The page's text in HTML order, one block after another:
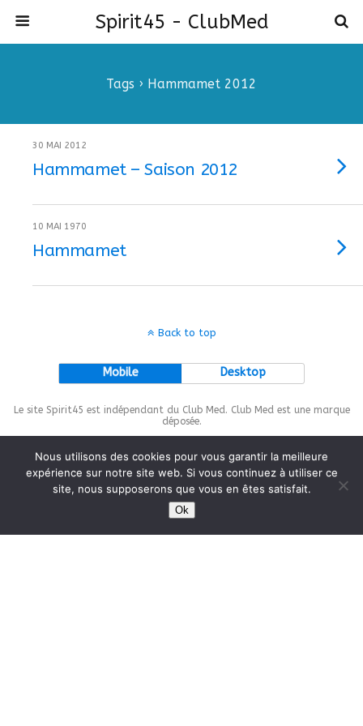
Spirit45 - ClubMed
Tags › Hammamet 2012
30 MAI 2012
Hammamet – Saison 2012
10 MAI 1970
Hammamet
Back to top
Mobile Desktop
Le site Spirit45 est indépendant du Club Med. Club Med est une marque
déposée.
This site is protected bywp-copyrightpro.com
Nous utilisons des cookies pour vous garantir la meilleure
expérience sur notre site web. Si vous continuez à utiliser ce
site, nous supposerons que vous en êtes satisfait.
Ok